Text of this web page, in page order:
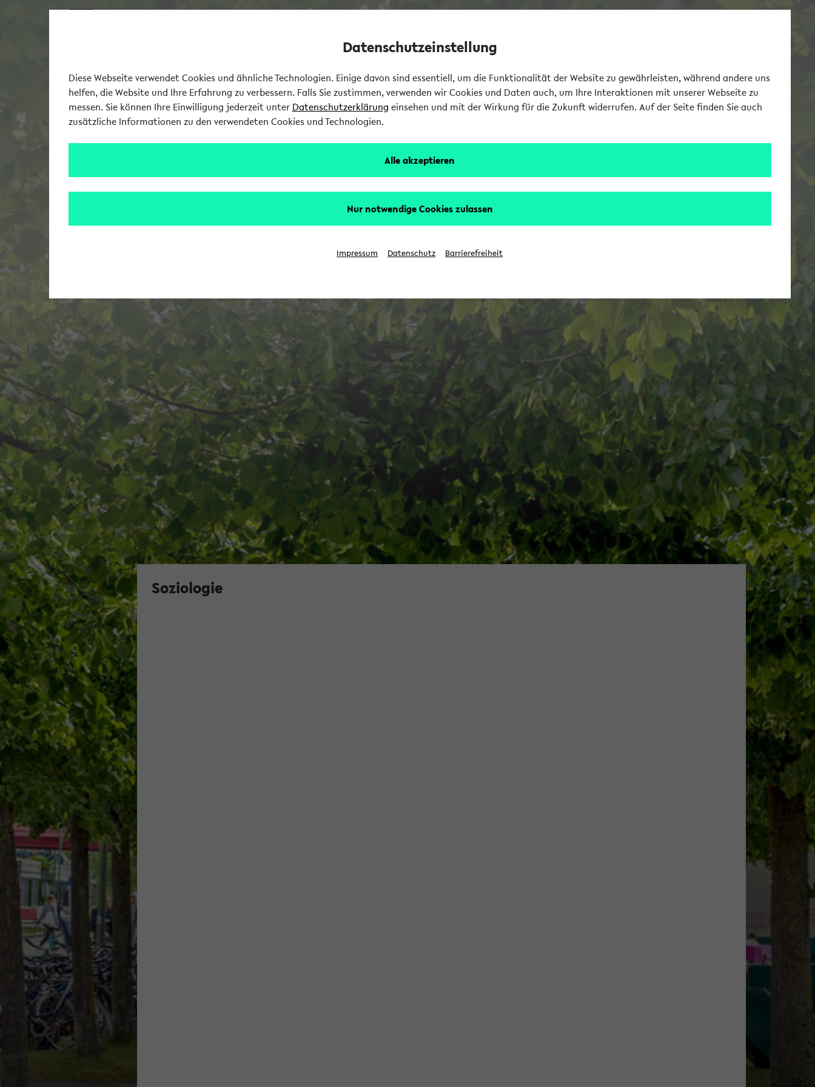
Soziologie
Datenschutzeinstellung
Diese Webseite verwendet Cookies und ähnliche Technologien. Einige davon sind essentiell, um die Funktionalität der Website zu gewährleisten, während andere uns
helfen, die Website und Ihre Erfahrung zu verbessern. Falls Sie zustimmen, verwenden wir Cookies und Daten auch, um Ihre Interaktionen mit unserer Webseite zu
messen. Sie können Ihre Einwilligung jederzeit unter Datenschutzerklärung einsehen und mit der Wirkung für die Zukunft widerrufen. Auf der Seite finden Sie auch
zusätzliche Informationen zu den verwendeten Cookies und Technologien.
Alle akzeptieren
Nur notwendige Cookies zulassen
Impressum Datenschutz Barrierefreiheit